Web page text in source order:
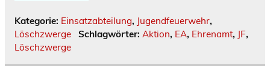
Kategorie: Einsatzabteilung, Jugendfeuerwehr,
Löschzwerge
Schlagwörter: Aktion, EA, Ehrenamt, JF,
Löschzwerge